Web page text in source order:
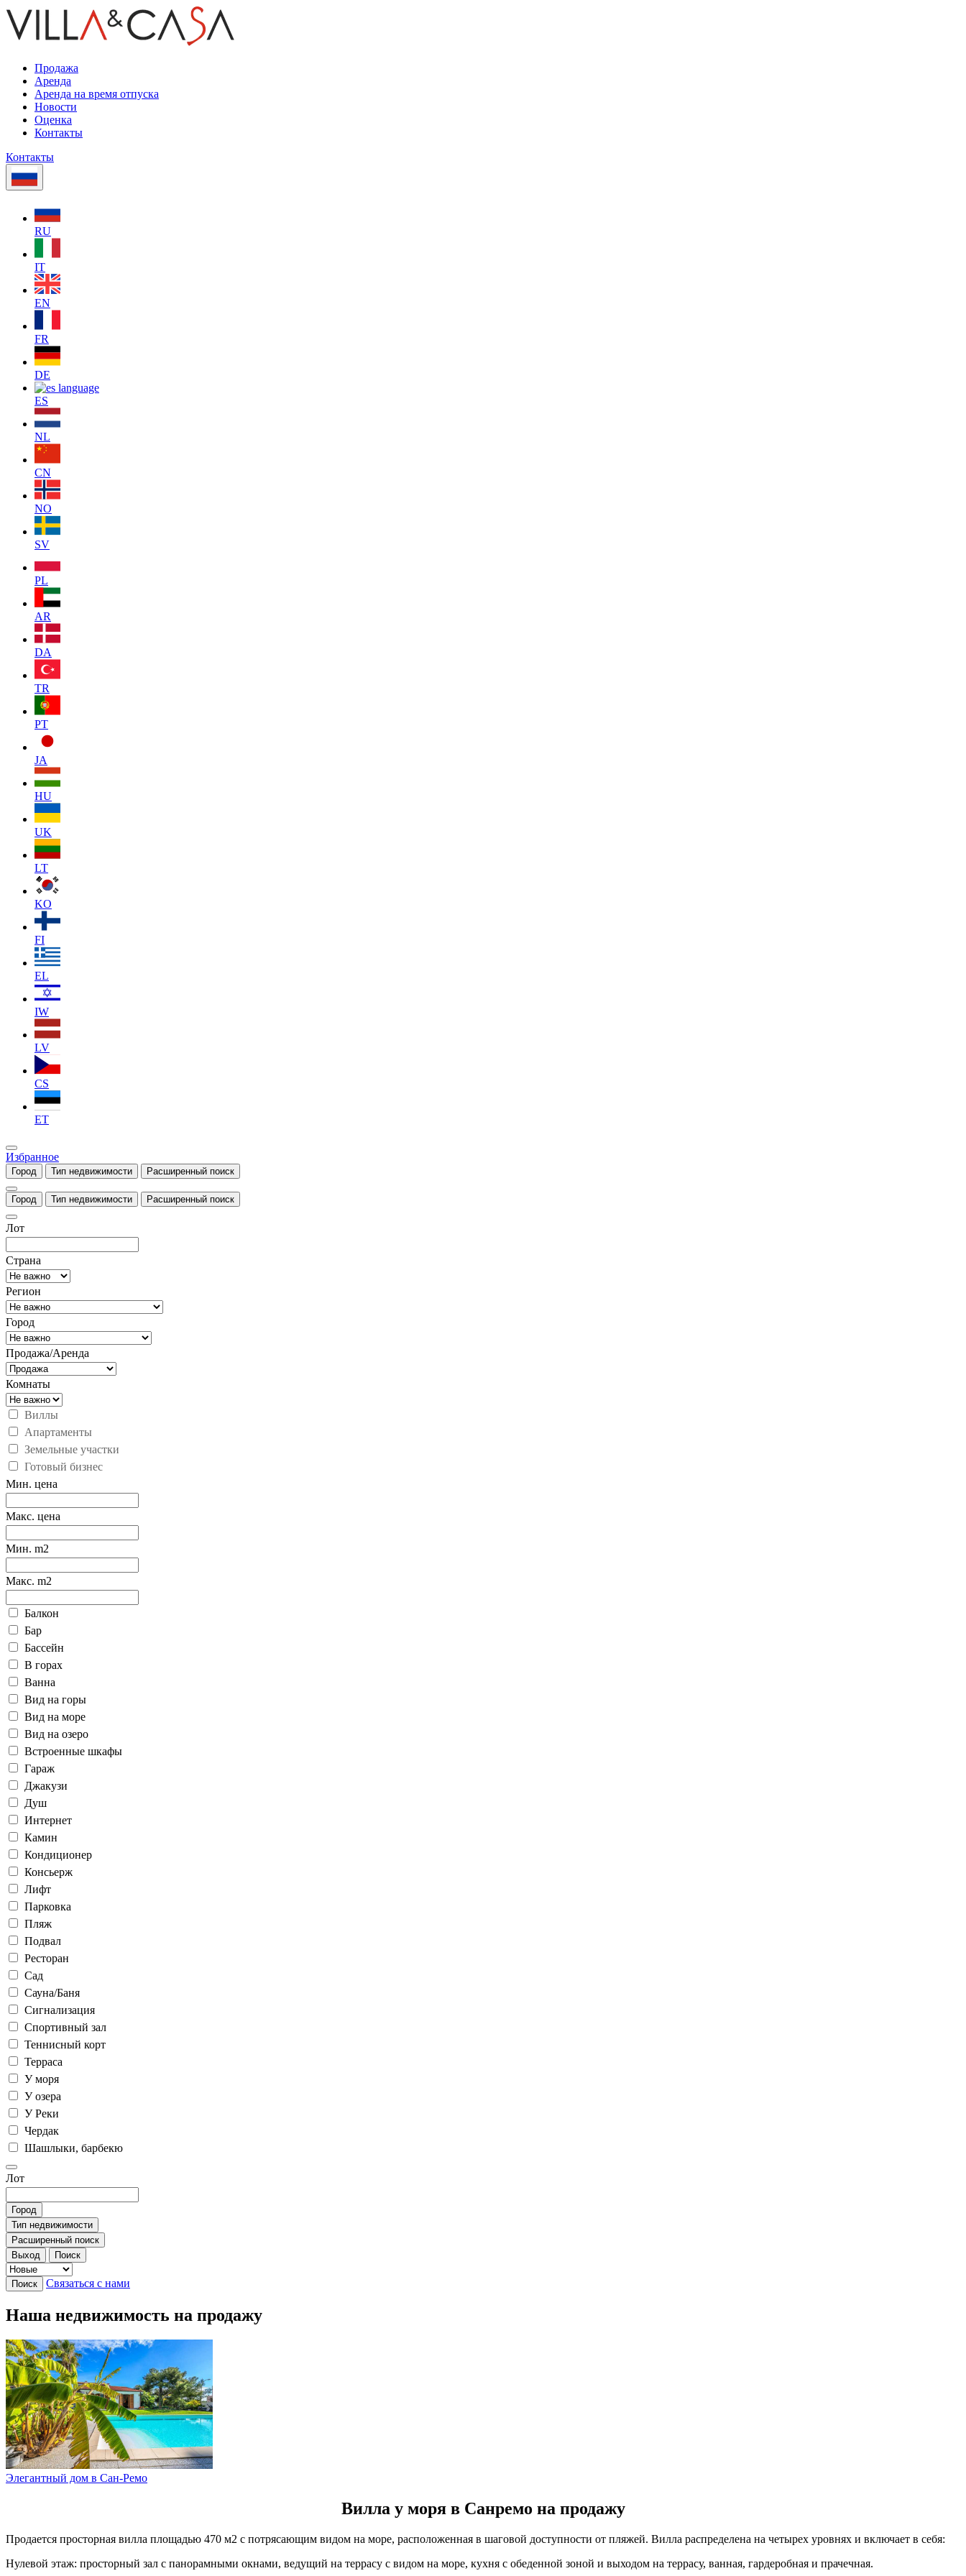
Продажа
Аренда
Аренда на время отпуска
Новости
Оценка
Контакты
Контакты
RU
IT
EN
FR
DE
ES
NL
CN
NO
SV
PL
AR
DA
TR
PT
JA
HU
UK
LT
KO
FI
EL
IW
LV
CS
ET
Избранное
Город Тип недвижимости Расширенный поиск
Город Тип недвижимости Расширенный поиск
Лот
Страна
Регион
Город
Продажа/Аренда
Комнаты
Виллы
Апартаменты
Земельные участки
Готовый бизнес
Мин. цена
Макс. цена
Мин. m2
Макс. m2
Балкон
Бар
Бассейн
В горах
Ванна
Вид на горы
Вид на море
Вид на озеро
Встроенные шкафы
Гараж
Джакузи
Душ
Интернет
Камин
Кондиционер
Консьерж
Лифт
Парковка
Пляж
Подвал
Ресторан
Сад
Сауна/Баня
Сигнализация
Спортивный зал
Теннисный корт
Терраса
У моря
У озера
У Реки
Чердак
Шашлыки, барбекю
Лот
Город
Тип недвижимости
Расширенный поиск
Выход
Поиск
Поиск Связаться с нами
Наша недвижимость на продажу
Элегантный дом в Сан-Ремо
Вилла у моря в Санремо на продажу
Продается просторная вилла площадью 470 м2 с потрясающим видом на море, расположенная в шаговой доступности от пляжей. Вилла распределена на четырех уровнях и включает в себя:
Нулевой этаж: просторный зал с панорамными окнами, ведущий на террасу с видом на море, кухня с обеденной зоной и выходом на террасу, ванная, гардеробная и прачечная.